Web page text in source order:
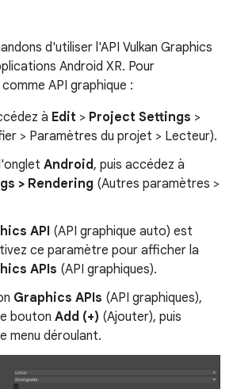
d'utiliser l'API Vulkan Graphics
Android XR. Pour
API graphique :
à Edit > Project Settings >
> Paramètres du projet > Lecteur).
Android, puis accédez à
> Rendering (Autres paramètres >
API (API graphique auto) est
ce paramètre pour afficher la
APIs (API graphiques).
Graphics APIs (API graphiques),
bouton Add (+) (Ajouter), puis
menu déroulant.